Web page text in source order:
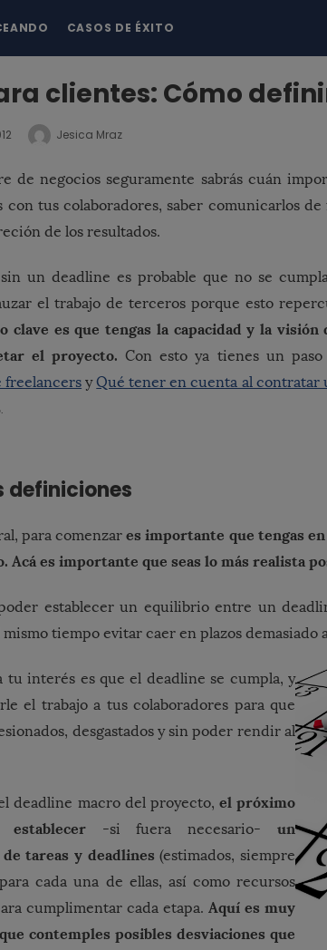
CASOS DE ÉXITO
clientes: Cómo
Jesica Mraz
de negocios seguramente sabrás cuán
con tus colaboradores, saber comunicarlos
de los resultados.
un deadline es probable que no se
el trabajo de terceros porque esto
clave es que tengas la capacidad y la
el proyecto. Con esto ya tienes un
freelancers yQué tener en cuenta al contratar
definiciones
para comenzares importante que tengas
Acá es importante que seas lo más realista
establecer un equilibrio entre un
mismo tiempo evitar caer en plazos demasiado
tu interés es que el deadline se cumpla, y
el trabajo a tus colaboradores para que
desgastados y sin poder rendir al
deadline macro del proyecto, el próximo
establecer
-si fuera necesario- un
tareas y deadlines (estimados, siempre
cada una de ellas, así como recursos
cumplimentar cada etapa. Aquí es muy
contemples posibles desviaciones que